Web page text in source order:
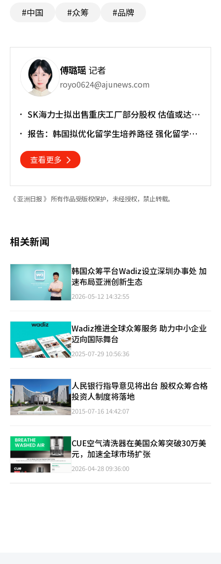
#中国 #众筹 #品牌
傅璐瑶 记者
royo0624@ajunews.com
SK海力士拟出售重庆工厂部分股权 估值或达
报告：韩国拟优化留学生培养路径 强化留学就
查看更多
《 亚洲日报 》 所有作品受版权保护，未经授权，禁止转载。
相关新闻
韩国众筹平台Wadiz设立深圳办事处 加
速布局亚洲创新生态
2026-05-12 14:32:55
Wadiz推进全球众筹服务 助力中小企业
迈向国际舞台
2025-07-29 10:56:36
人民银行指导意见将出台 股权众筹合格
投资人制度将落地
2015-07-16 14:42:07
CUE空气清洗器在美国众筹突破30万美
元，加速全球市场扩张
2026-04-28 09:36:00